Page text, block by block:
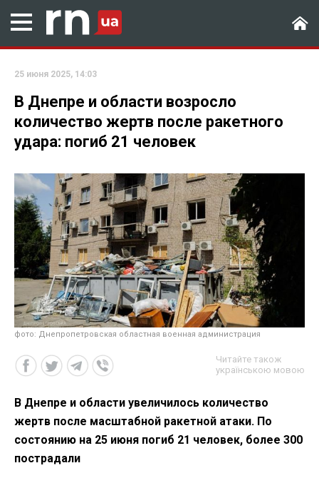
25 июня 2025, 14:03
В Днепре и области возросло
количество жертв после ракетного
удара: погиб 21 человек
фото: Днепропетровская областная военная администрация
Читайте також
українською мовою
В Днепре и области увеличилось количество
жертв после масштабной ракетной атаки. По
состоянию на 25 июня погиб 21 человек, более 300
пострадали